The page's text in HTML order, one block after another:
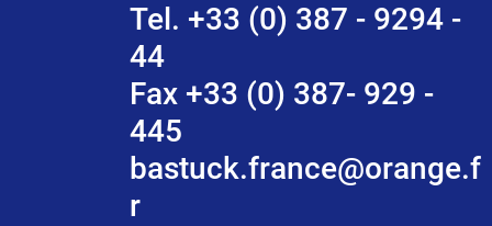
Tel. +33 (0) 387 - 9294 -
44
Fax +33 (0) 387- 929 -
445
bastuck.france@orange.f
r